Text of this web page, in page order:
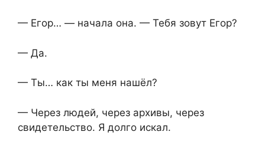
— Егор… — начала она. — Тебя зовут Егор?
— Да.
— Ты… как ты меня нашёл?
— Через людей, через архивы, через
свидетельство. Я долго искал.